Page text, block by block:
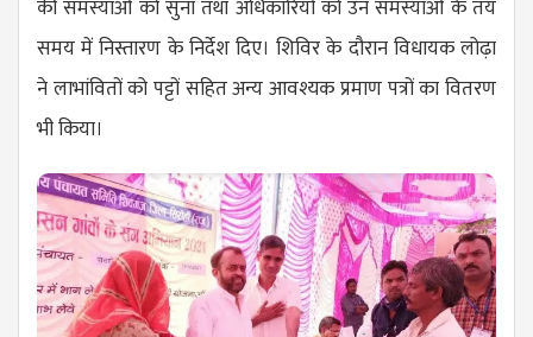
की समस्याओं को सुना तथा अधिकारियों को उन समस्याओं के तय
समय में निस्तारण के निर्देश दिए। शिविर के दौरान विधायक लोढ़ा
ने लाभांवितों को पट्टों सहित अन्य आवश्यक प्रमाण पत्रों का वितरण
भी किया।